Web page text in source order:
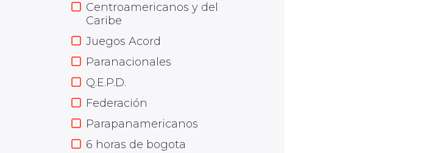
Centroamericanos y del
Caribe
Juegos Acord
Paranacionales
Q.E.P.D.
Federación
Parapanamericanos
6 horas de bogota